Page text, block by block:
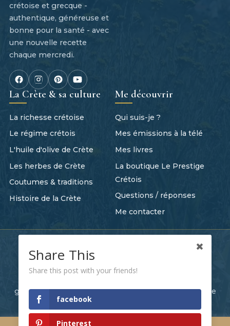
crétoise et grecque -
authentique, généreuse et
bonne pour la santé - avec
une nouvelle recette
chaque mercredi.
La Crète & sa culture
La richesse crétoise
Le régime crétois
L'huile d'olive de Crète
Les herbes de Crète
Coutumes & traditions
Histoire de la Crète
Me découvrir
Qui suis-je ?
Mes émissions à la télé
Mes livres
La boutique Le Prestige
Crétois
Questions / réponses
Me contacter
Tout commence quelque part
Recevez mes nouvelles recettes et mes histoires
gratuit, et c'est comme un petit bout de Crète chaque
Je m'abonne
Share This
Share this post with your friends!
facebook
Pinterest